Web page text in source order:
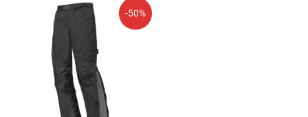
-50%
El
original
era:
166,63€.
El
precio
actual
es:
83,30€.